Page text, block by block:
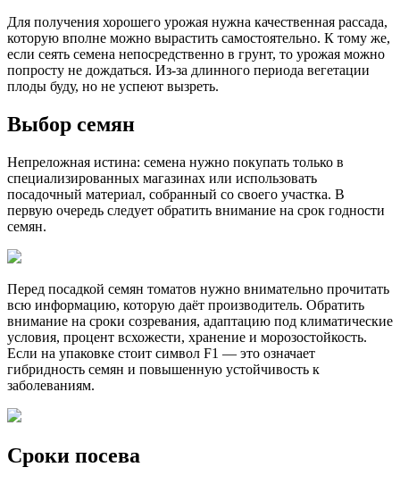
Для получения хорошего урожая нужна качественная рассада,
которую вполне можно вырастить самостоятельно. К тому же,
если сеять семена непосредственно в грунт, то урожая можно
попросту не дождаться. Из-за длинного периода вегетации
плоды буду, но не успеют вызреть.
Выбор семян
Непреложная истина: семена нужно покупать только в
специализированных магазинах или использовать
посадочный материал, собранный со своего участка. В
первую очередь следует обратить внимание на срок годности
семян.
Перед посадкой семян томатов нужно внимательно прочитать
всю информацию, которую даёт производитель. Обратить
внимание на сроки созревания, адаптацию под климатические
условия, процент всхожести, хранение и морозостойкость.
Если на упаковке стоит символ F1 — это означает
гибридность семян и повышенную устойчивость к
заболеваниям.
Сроки посева